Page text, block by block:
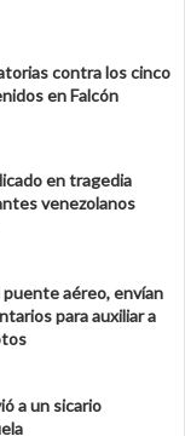
contra los cinco
en Falcón
en tragedia
venezolanos
puente aéreo, envían
para auxiliar a
a un sicario